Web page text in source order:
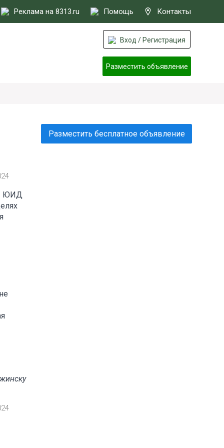
Реклама на 8313.ru Помощь Контакты
Вход / Регистрация
Разместить объявление
ЮИД
Разместить бесплатное объявление